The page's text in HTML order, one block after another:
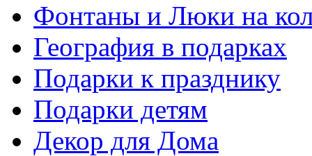
Фонтаны и Люки на
География в подарках
Подарки к празднику
Подарки детям
Декор для Дома